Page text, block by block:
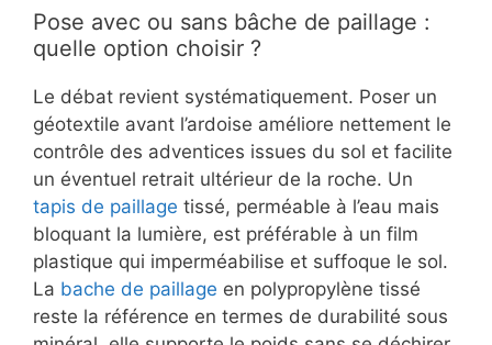
Pose avec ou sans bâche de paillage :
quelle option choisir ?
Le débat revient systématiquement. Poser un
géotextile avant l’ardoise améliore nettement le
contrôle des adventices issues du sol et facilite
un éventuel retrait ultérieur de la roche. Un
tapis de paillage tissé, perméable à l’eau mais
bloquant la lumière, est préférable à un film
plastique qui imperméabilise et suffoque le sol.
La bache de paillage en polypropylène tissé
reste la référence en termes de durabilité sous